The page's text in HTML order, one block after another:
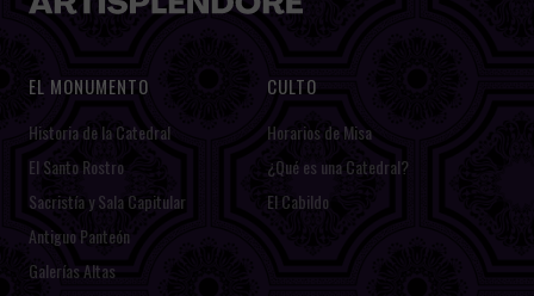
EL MONUMENTO
Historia de la Catedral
El Santo Rostro
Sacristía y Sala Capitular
Antiguo Panteón
Galerías Altas
CULTO
Horarios de Misa
¿Qué es una Catedral?
El Cabildo